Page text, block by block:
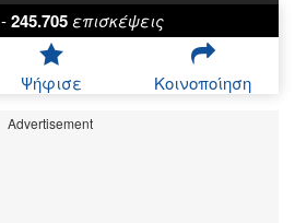
-245.705επισκέψεις
Ψήφισε Κοινοποίηση
Advertisement